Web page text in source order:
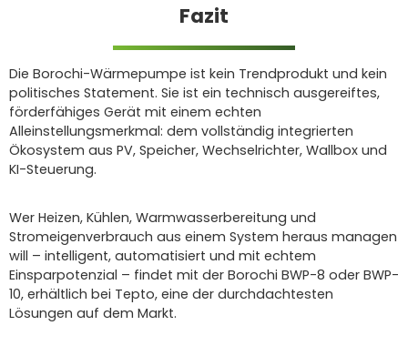
Fazit
Die Borochi-Wärmepumpe ist kein Trendprodukt und kein
politisches Statement. Sie ist ein technisch ausgereiftes,
förderfähiges Gerät mit einem echten
Alleinstellungsmerkmal: dem vollständig integrierten
Ökosystem aus PV, Speicher, Wechselrichter, Wallbox und
KI-Steuerung.
Wer Heizen, Kühlen, Warmwasserbereitung und
Stromeigenverbrauch aus einem System heraus managen
will – intelligent, automatisiert und mit echtem
Einsparpotenzial – findet mit der Borochi BWP-8 oder BWP-
10, erhältlich bei Tepto, eine der durchdachtesten
Lösungen auf dem Markt.